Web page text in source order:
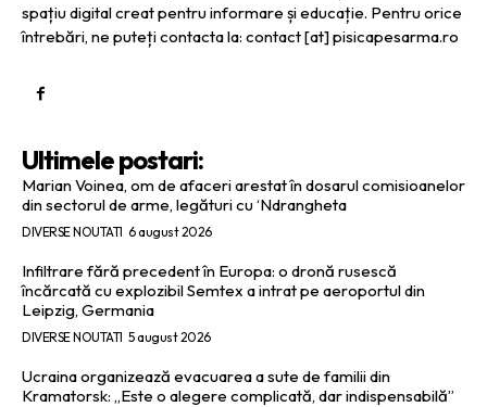
spațiu digital creat pentru informare și educație. Pentru orice
întrebări, ne puteți contacta la: contact [at] pisicapesarma.ro
Ultimele postari:
Marian Voinea, om de afaceri arestat în dosarul comisioanelor
din sectorul de arme, legături cu ‘Ndrangheta
DIVERSE NOUTATI 6 august 2026
Infiltrare fără precedent în Europa: o dronă rusescă
încărcată cu explozibil Semtex a intrat pe aeroportul din
Leipzig, Germania
DIVERSE NOUTATI 5 august 2026
Ucraina organizează evacuarea a sute de familii din
Kramatorsk: „Este o alegere complicată, dar indispensabilă”